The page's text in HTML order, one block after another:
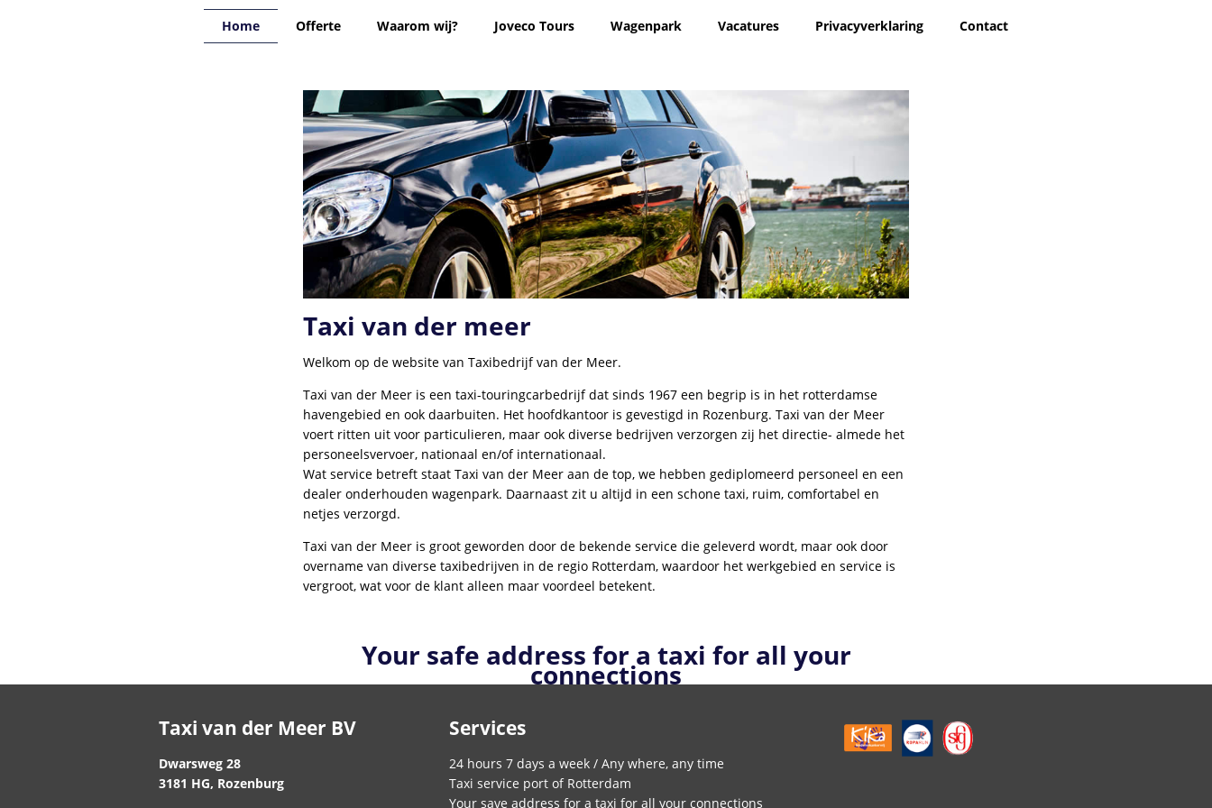
Home Offerte Waarom wij? Joveco Tours Wagenpark Vacatures Privacyverklaring Contact
Taxi van der meer
Welkom op de website van Taxibedrijf van der Meer.
Taxi van der Meer is een taxi-touringcarbedrijf dat sinds 1967 een begrip is in het rotterdamse
havengebied en ook daarbuiten. Het hoofdkantoor is gevestigd in Rozenburg. Taxi van der Meer
voert ritten uit voor particulieren, maar ook diverse bedrijven verzorgen zij het directie- almede het
personeelsvervoer, nationaal en/of internationaal.
Wat service betreft staat Taxi van der Meer aan de top, we hebben gediplomeerd personeel en een
dealer onderhouden wagenpark. Daarnaast zit u altijd in een schone taxi, ruim, comfortabel en
netjes verzorgd.
Taxi van der Meer is groot geworden door de bekende service die geleverd wordt, maar ook door
overname van diverse taxibedrijven in de regio Rotterdam, waardoor het werkgebied en service is
vergroot, wat voor de klant alleen maar voordeel betekent.
Your safe address for a taxi for all your
connections
Taxi van der Meer BV
Dwarsweg 28
3181 HG, Rozenburg
Services
24 hours 7 days a week / Any where, any time
Taxi service port of Rotterdam
Your save address for a taxi for all your connections